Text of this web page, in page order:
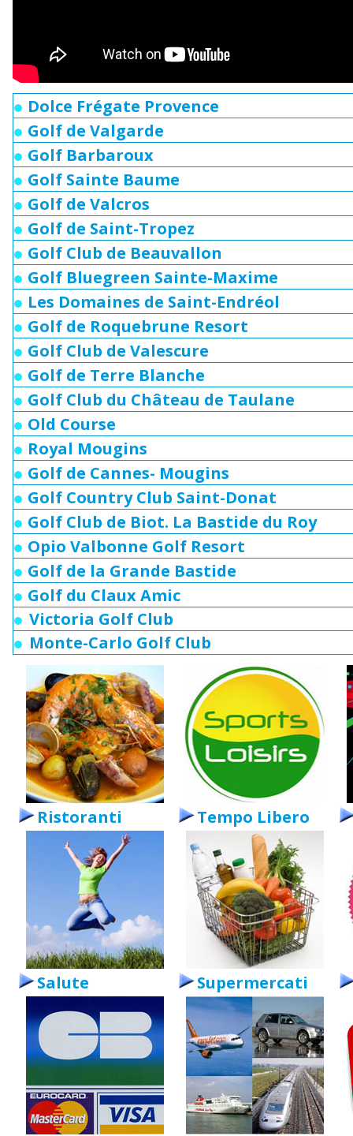
Dolce Frégate Provence
Golf de Valgarde
Golf Barbaroux
Golf Sainte Baume
Golf de Valcros
Golf de Saint-Tropez
Golf Club de Beauvallon
Golf Bluegreen Sainte-Maxime
Les Domaines de Saint-Endréol
Golf de Roquebrune Resort
Golf Club de Valescure
Golf de Terre Blanche
Golf Club du Château de Taulane
Old Course
Royal Mougins
Golf de Cannes- Mougins
Golf Country Club Saint-Donat
Golf Club de Biot. La Bastide du Roy
Opio Valbonne Golf Resort
Golf de la Grande Bastide
Golf du Claux Amic
Victoria Golf Club
Monte-Carlo Golf Club
Ristoranti Tempo Libero
Salute Supermercati